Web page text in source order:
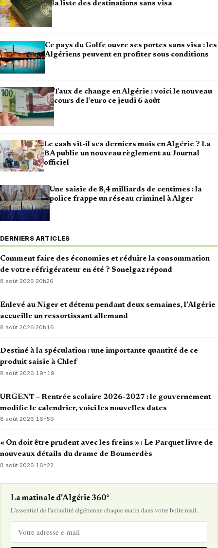
la liste des destinations sans visa
Ce pays du Golfe ouvre ses portes sans visa : les
Algériens peuvent en profiter sous conditions
Taux de change en Algérie : voici le nouveau
cours de l’euro ce jeudi 6 août
Le cash vit-il ses derniers mois en Algérie ? La
BA publie un nouveau règlement au Journal
officiel
Une saisie de 8,4 milliards de centimes : la
police frappe un réseau criminel à Alger
DERNIERS ARTICLES
Comment faire des économies et réduire la consommation
de votre réfrigérateur en été ? Sonelgaz répond
8 août 2026·20h26
Enlevé au Niger et détenu pendant deux semaines, l’Algérie
accueille un ressortissant allemand
8 août 2026·20h16
Destiné à la spéculation : une importante quantité de ce
produit saisie à Chlef
8 août 2026·19h19
URGENT – Rentrée scolaire 2026-2027 : le gouvernement
modifie le calendrier, voici les nouvelles dates
8 août 2026·16h59
« On doit être prudent avec les freins » : Le Parquet livre de
nouveaux détails du drame de Boumerdès
8 août 2026· 16h22
La matinale d'Algérie 360°
L'essentiel de l'actualité algérienne chaque matin dans votre boîte mail.